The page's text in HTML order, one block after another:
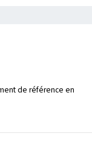
de référence en